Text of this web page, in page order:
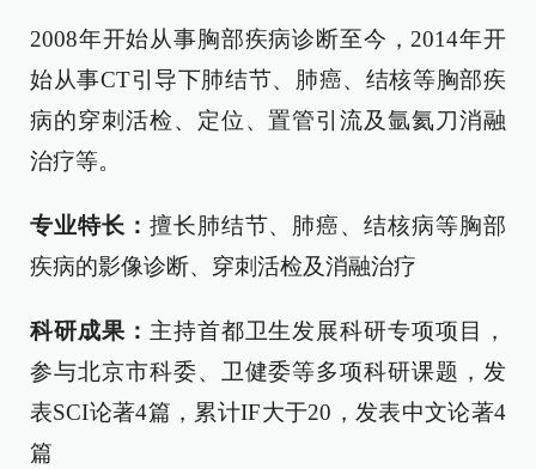
2008年开始从事胸部疾病诊断至今，2014年开
始从事CT引导下肺结节、肺癌、结核等胸部疾
病的穿刺活检、定位、置管引流及氩氦刀消融
治疗等。
专业特长： 擅长肺结节、肺癌、结核病等胸部
疾病的影像诊断、穿刺活检及消融治疗
科研成果： 主持首都卫生发展科研专项项目，
参与北京市科委、卫健委等多项科研课题，发
表SCI论著4篇，累计IF大于20，发表中文论著4
篇